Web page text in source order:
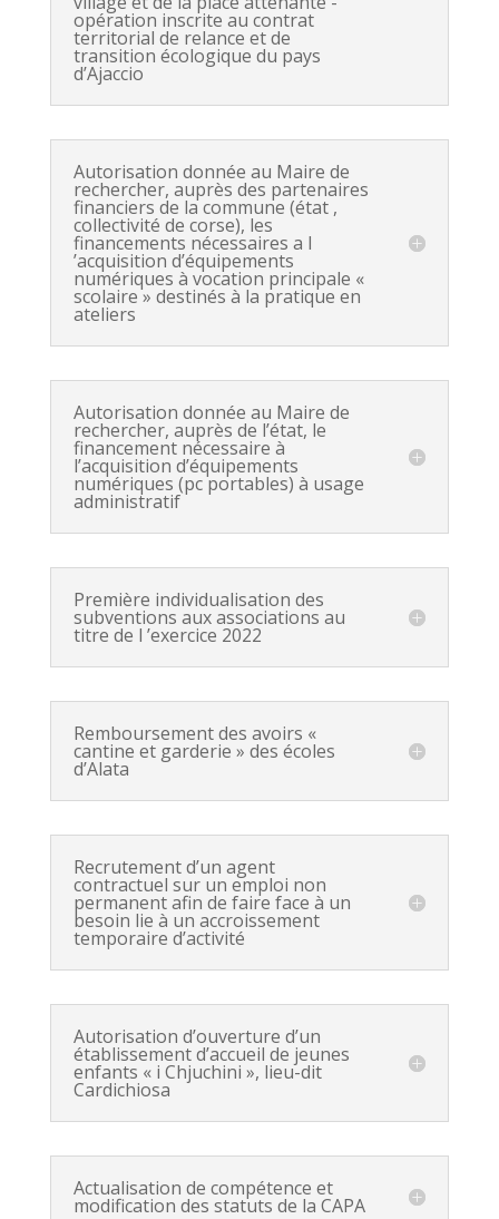
opération inscrite au contrat
territorial de relance et de
transition écologique du pays
d’Ajaccio
Autorisation donnée au Maire de
rechercher, auprès des partenaires
financiers de la commune (état ,
collectivité de corse), les
financements nécessaires a l
’acquisition d’équipements
numériques à vocation principale «
scolaire » destinés à la pratique en
ateliers
Autorisation donnée au Maire de
rechercher, auprès de l’état, le
financement nécessaire à
l’acquisition d’équipements
numériques (pc portables) à usage
administratif
Première individualisation des
subventions aux associations au
titre de l ’exercice 2022
Remboursement des avoirs «
cantine et garderie » des écoles
d’Alata
Recrutement d’un agent
contractuel sur un emploi non
permanent afin de faire face à un
besoin lie à un accroissement
temporaire d’activité
Autorisation d’ouverture d’un
établissement d’accueil de jeunes
enfants « i Chjuchini », lieu-dit
Cardichiosa
Actualisation de compétence et
modification des statuts de la CAPA